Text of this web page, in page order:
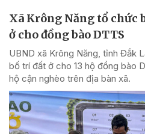
Xã Krông Năng tổ chức
ở cho đồng bào DTTS
UBND xã Krông Năng, tỉnh Đắk
bố trí đất ở cho 13 hộ đồng bào
hộ cận nghèo trên địa bàn xã.